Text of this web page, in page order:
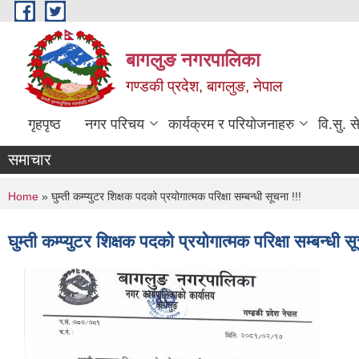
Skip to main content
बागलुङ नगरपालिका
गण्डकी प्रदेश, बागलुङ, नेपाल
गृहपृष्ठ नगर परिचय कार्यक्रम र परियोजनाहरु वि.सु.
समाचार
You are here
Home » घुम्ती कम्प्युटर शिक्षक पदको प्रयोगात्मक परिक्षा सम्बन्धी सूचना !!!
घुम्ती कम्प्युटर शिक्षक पदको प्रयोगात्मक परिक्षा सम्बन्धी